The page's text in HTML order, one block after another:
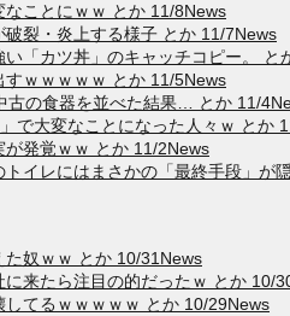
ことにｗｗ とか 11/8News
裂・炎上する様子 とか 11/7News
「カツ丼」のキャッチコピー。 と
すｗｗｗｗｗ とか 11/5News
古の食器を並べた結果… とか 11/
で大変なことになった人々ｗ とか
発覚ｗｗ とか 11/2News
トイレにはまさかの「最終手段」が
奴ｗｗ とか 10/31News
来たら注目の的だったｗ とか 10/
てるｗｗｗｗｗ とか 10/29News